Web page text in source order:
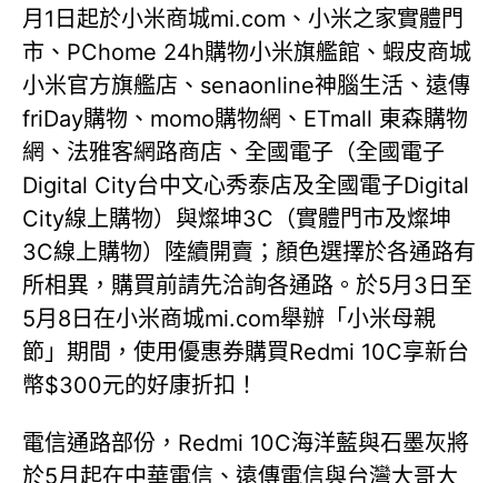
月1日起於小米商城mi.com、小米之家實體門
市、PChome 24h購物小米旗艦館、蝦皮商城
小米官方旗艦店、senaonline神腦生活、遠傳
friDay購物、momo購物網、ETmall 東森購物
網、法雅客網路商店、全國電子（全國電子
Digital City台中文心秀泰店及全國電子Digital
City線上購物）與燦坤3C（實體門市及燦坤
3C線上購物）陸續開賣；顏色選擇於各通路有
所相異，購買前請先洽詢各通路。於5月3日至
5月8日在小米商城mi.com舉辦「小米母親
節」期間，使用優惠券購買Redmi 10C享新台
幣$300元的好康折扣！
電信通路部份，Redmi 10C海洋藍與石墨灰將
於5月起在中華電信、遠傳電信與台灣大哥大